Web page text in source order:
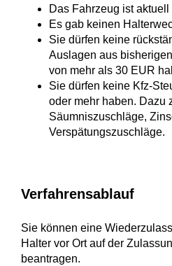
Das Fahrzeug ist
Es gab keinen
Sie dürfen keine
Auslagen aus
von mehr als 30 EUR
Sie dürfen keine Kfz-
oder mehr haben. Dazu
Säumniszuschläge,
Verspätungszuschläge.
Verfahrensablauf
Sie können eine
Halter vor Ort auf der
beantragen.